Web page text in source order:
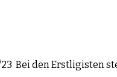
Bei den Erstligisten